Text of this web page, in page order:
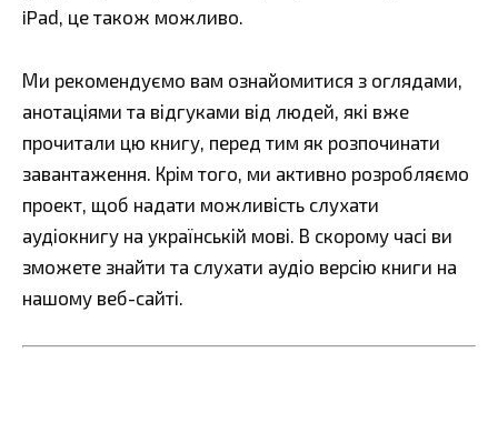
iPad, це також можливо.
Ми рекомендуємо вам ознайомитися з оглядами,
анотаціями та відгуками від людей, які вже
прочитали цю книгу, перед тим як розпочинати
завантаження. Крім того, ми активно розробляємо
проект, щоб надати можливість слухати
аудіокнигу на українській мові. В скорому часі ви
зможете знайти та слухати аудіо версію книги на
нашому веб-сайті.